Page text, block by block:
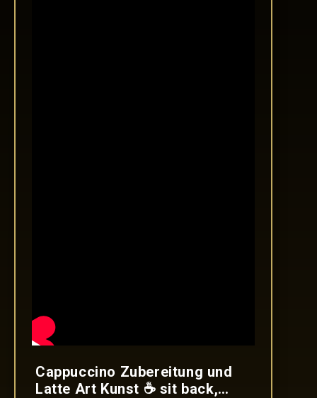
Cappuccino Zubereitung und
Latte Art Kunst ☕️ sit back,